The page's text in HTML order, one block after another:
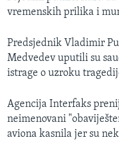
vremenskih prilika i
Predsjednik Vladimir
Medvedev uputili su
istrage o uzroku
Agencija Interfaks
neimenovani
aviona kasnila jer su